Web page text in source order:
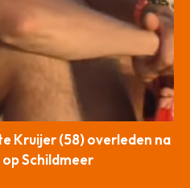
Kruijer (58) overleden na
Schildmeer